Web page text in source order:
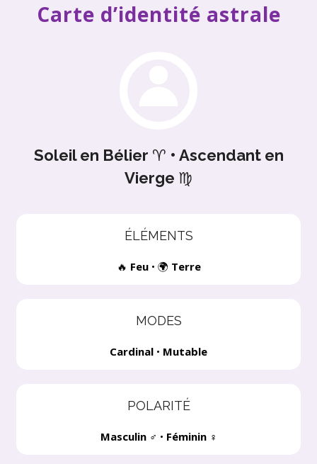
Carte d’identité astrale
Soleil en Bélier ♈ • Ascendant en
Vierge ♍
ÉLÉMENTS
🔥 Feu• 🌍 Terre
MODES
Cardinal • Mutable
POLARITÉ
Masculin ♂ • Féminin ♀